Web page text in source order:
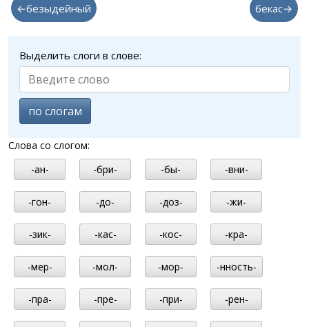
←безыдейный бекас→
Выделить слоги в слове:
по слогам
Слова со слогом:
-ан-
-бри- -бы- -вни-
-гон- -до- -доз- -жи-
-зик- -кас- -кос- -кра-
-мер- -мол- -мор- -нность-
-пра- -пре- -при- -рен-